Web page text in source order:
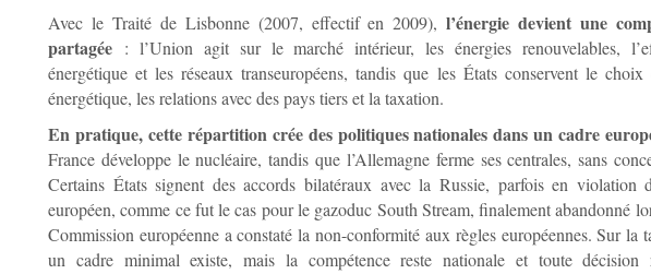
Avec le Traité de Lisbonne (2007, effectif en 2009),l’énergie devient une
partagée : l’Union agit sur le marché intérieur, les énergies renouvelables,
énergétique et les réseaux transeuropéens, tandis que les États conservent le
énergétique, les relations avec des pays tiers et la taxation.
En pratique, cette répartition crée des politiques nationales dans un cadre
France développe le nucléaire, tandis que l’Allemagne ferme ses centrales, sans
Certains États signent des accords bilatéraux avec la Russie, parfois en violation
européen, comme ce fut le cas pour le gazoduc South Stream, finalement abandonné
Commission européenne a constaté la non-conformité aux règles européennes. Sur la
un cadre minimal existe, mais la compétence reste nationale et toute décision